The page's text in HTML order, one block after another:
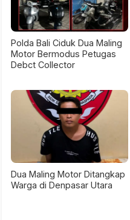
Polda Bali Ciduk Dua Maling
Motor Bermodus Petugas
Debct Collector
Dua Maling Motor Ditangkap
Warga di Denpasar Utara